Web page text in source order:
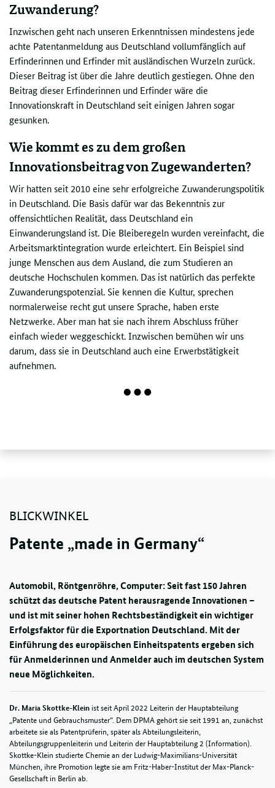
Zuwanderung?
Inzwischen geht nach unseren Erkenntnissen mindestens jede
achte Patentanmeldung aus Deutschland vollumfänglich auf
Erfinderinnen und Erfinder mit ausländischen Wurzeln zurück.
Dieser Beitrag ist über die Jahre deutlich gestiegen. Ohne den
Beitrag dieser Erfinderinnen und Erfinder wäre die
Innovationskraft in Deutschland seit einigen Jahren sogar
gesunken.
Wie kommt es zu dem großen
Innovationsbeitrag von Zugewanderten?
Wir hatten seit 2010 eine sehr erfolgreiche Zuwanderungspolitik
in Deutschland. Die Basis dafür war das Bekenntnis zur
offensichtlichen Realität, dass Deutschland ein
Einwanderungsland ist. Die Bleiberegeln wurden vereinfacht, die
Arbeitsmarktintegration wurde erleichtert. Ein Beispiel sind
junge Menschen aus dem Ausland, die zum Studieren an
deutsche Hochschulen kommen. Das ist natürlich das perfekte
Zuwanderungspotenzial. Sie kennen die Kultur, sprechen
normalerweise recht gut unsere Sprache, haben erste
Netzwerke. Aber man hat sie nach ihrem Abschluss früher
einfach wieder weggeschickt. Inzwischen bemühen wir uns
darum, dass sie in Deutschland auch eine Erwerbstätigkeit
aufnehmen.
BLICKWINKEL
Patente „made in Germany“
Automobil, Röntgenröhre, Computer: Seit fast 150 Jahren
schützt das deutsche Patent herausragende Innovationen –
und ist mit seiner hohen Rechtsbeständigkeit ein wichtiger
Erfolgsfaktor für die Exportnation Deutschland. Mit der
Einführung des europäischen Einheitspatents ergeben sich
für Anmelderinnen und Anmelder auch im deutschen System
neue Möglichkeiten.
Dr. Maria Skottke-Kleinist seit April 2022 Leiterin der Hauptabteilung
„Patente und Gebrauchsmuster“. Dem DPMA gehört sie seit 1991 an, zunächst
arbeitete sie als Patentprüferin, später als Abteilungsleiterin,
Abteilungsgruppenleiterin und Leiterin der Hauptabteilung 2 (Information).
Skottke-Klein studierte Chemie an der Ludwig-Maximilians-Universität
München, ihre Promotion legte sie am Fritz-Haber-Institut der Max-Planck-
Gesellschaft in Berlin ab.